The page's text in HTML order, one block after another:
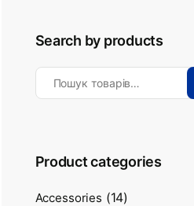
Search by products
Product categories
Accessories (14)